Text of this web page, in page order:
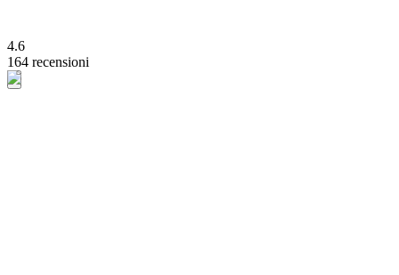
4.6
164 recensioni